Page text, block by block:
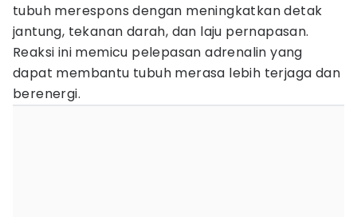
tubuh merespons dengan meningkatkan detak
jantung, tekanan darah, dan laju pernapasan.
Reaksi ini memicu pelepasan adrenalin yang
dapat membantu tubuh merasa lebih terjaga dan
berenergi.